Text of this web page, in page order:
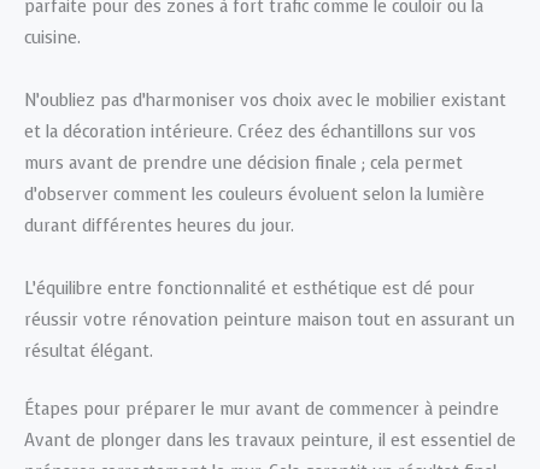
parfaite pour des zones à fort trafic comme le couloir ou la
cuisine.
N’oubliez pas d’harmoniser vos choix avec le mobilier existant
et la décoration intérieure. Créez des échantillons sur vos
murs avant de prendre une décision finale ; cela permet
d’observer comment les couleurs évoluent selon la lumière
durant différentes heures du jour.
L’équilibre entre fonctionnalité et esthétique est clé pour
réussir votre rénovation peinture maison tout en assurant un
résultat élégant.
Étapes pour préparer le mur avant de commencer à peindre
Avant de plonger dans les travaux peinture, il est essentiel de